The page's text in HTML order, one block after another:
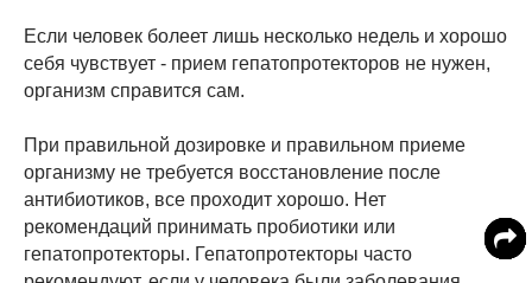
Если человек болеет лишь несколько недель и хорошо
себя чувствует - прием гепатопротекторов не нужен,
организм справится сам.
При правильной дозировке и правильном приеме
организму не требуется восстановление после
антибиотиков, все проходит хорошо. Нет
рекомендаций принимать пробиотики или
гепатопротекторы. Гепатопротекторы часто